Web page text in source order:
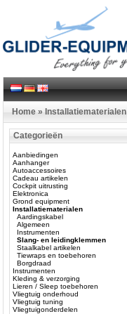
Home » Installatiematerialen
Categorieën
Aanbiedingen
Aanhanger
Autoaccessoires
Cadeau artikelen
Cockpit uitrusting
Elektronica
Grond equipment
Installatiematerialen
Aardingskabel
Algemeen
Instrumenten
Slang- en leidingklemmen
Staalkabel artikelen
Tiewraps en toebehoren
Borgdraad
Instrumenten
Kleding & verzorging
Lieren / Sleep toebehoren
Vliegtuig onderhoud
Vliegtuig tuning
Vliegtuigonderdelen